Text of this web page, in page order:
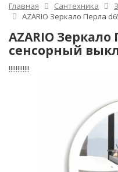
Главная Сантехника
AZARIO Зеркало Перла
AZARIO Зеркало
сенсорный
!!!!!!!!!!!!